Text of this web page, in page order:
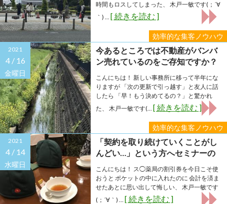
効率的な集客ノウハウ
時間もロスしてしまった、 木戸一敏です(；´∀
｀) ... [ 続きを読む ]
2021
4 / 16
金曜日
効率的な集客ノウハウ
今あるところでは不動産がバンバ
ン売れているのをご存知ですか？
こんにちは！ 新しい事務所に移って半年にな
りますが 「次の更新で引っ越す」と友人に話
したら 「早！もう決めてるの？」と驚かれ
た、 木戸一敏です(... [ 続きを読む ]
2021
4 / 14
水曜日
「契約を取り続けていくことがし
んどい…」という方へセミナーの
こんにちは！ ス◯薬局の割引券を今日こそ使
おうと ポケットの中に入れたのに 会計を済ま
せたあとに思い出して悔しい、 木戸一敏です
(；´∀｀) ... [ 続きを読む ]